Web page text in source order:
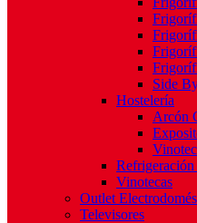
Side
Hostelería
Arcón
Vinotecas
Outlet
Televisores